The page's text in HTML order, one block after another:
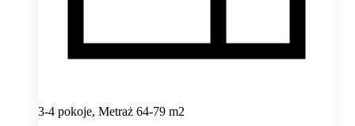
3-4 pokoje, Metraż 64-79 m2